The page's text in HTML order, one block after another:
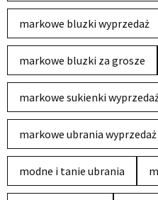
markowe bluzki wyprzedaż
markowe bluzki za grosze
markowe sukienki
markowe ubrania wyprzedaż
modne i tanie ubrania